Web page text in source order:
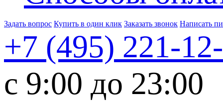
Задать вопрос Купить в один клик Заказать звонок Написать
+7 (495) 221-
c 9:00 до 23:00